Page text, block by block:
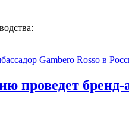
проведет